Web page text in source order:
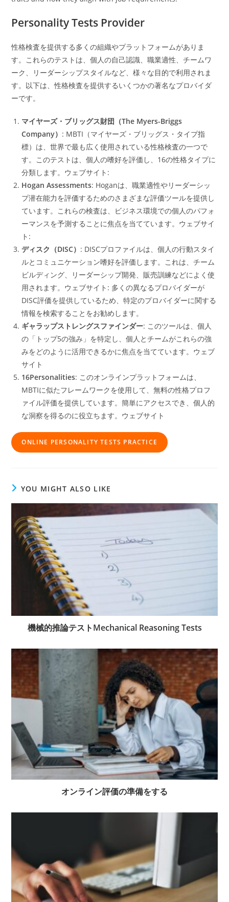
Personality Tests Provider
性格検査を提供する多くの組織やプラットフォームがありま
す。これらのテストは、個人の自己認識、職業適性、チームワ
ーク、リーダーシップスタイルなど、様々な目的で利用されま
す。以下は、性格検査を提供するいくつかの著名なプロバイダ
ーです。
マイヤーズ・ブリッグス財団（The Myers-Briggs
Company） : MBTI（マイヤーズ・ブリッグス・タイプ指
標）は、世界で最も広く使用されている性格検査の一つで
す。このテストは、個人の嗜好を評価し、16の性格タイプに
分類します。ウェブサイト:
Hogan Assessments: Hoganは、職業適性やリーダーシッ
プ潜在能力を評価するためのさまざまな評価ツールを提供し
ています。これらの検査は、ビジネス環境での個人のパフォ
ーマンスを予測することに焦点を当てています。ウェブサイ
ト:
ディスク（DISC） : DISCプロファイルは、個人の行動スタイ
ルとコミュニケーション嗜好を評価します。これは、チーム
ビルディング、リーダーシップ開発、販売訓練などによく使
用されます。ウェブサイト: 多くの異なるプロバイダーが
DISC評価を提供しているため、特定のプロバイダーに関する
情報を検索することをお勧めします。
ギャラップストレングスファインダー: このツールは、個人
の「トップ5の強み」を特定し、個人とチームがこれらの強
みをどのように活用できるかに焦点を当てています。ウェブ
サイト
16Personalities: このオンラインプラットフォームは、
MBTIに似たフレームワークを使用して、無料の性格プロフ
ァイル評価を提供しています。簡単にアクセスでき、個人的
な洞察を得るのに役立ちます。ウェブサイト
ONLINE PERSONALITY TESTS PRACTICE
YOU MIGHT ALSO LIKE
機械的推論テストMechanical Reasoning Tests
オンライン評価の準備をする